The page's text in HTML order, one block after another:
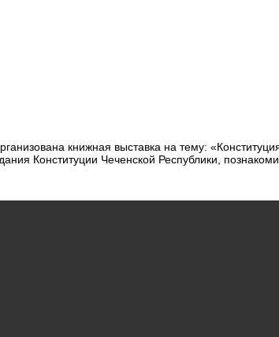
книжная выставка на тему:
Конституции Чеченской Республики,